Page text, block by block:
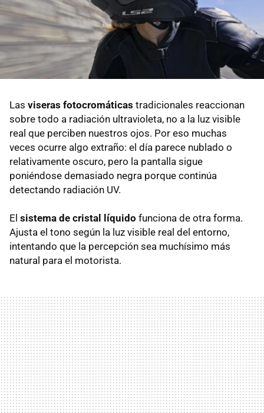
Las viseras fotocromáticas tradicionales reaccionan
sobre todo a radiación ultravioleta, no a la luz visible
real que perciben nuestros ojos. Por eso muchas
veces ocurre algo extraño: el día parece nublado o
relativamente oscuro, pero la pantalla sigue
poniéndose demasiado negra porque continúa
detectando radiación UV.
El sistema de cristal líquido funciona de otra forma.
Ajusta el tono según la luz visible real del entorno,
intentando que la percepción sea muchísimo más
natural para el motorista.